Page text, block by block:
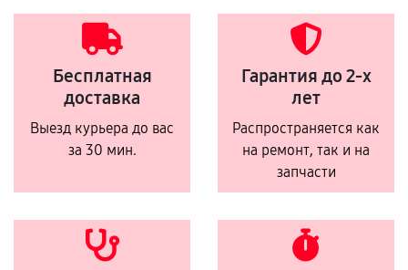
Бесплатная
доставка
Выезд курьера до вас
за 30 мин.
Гарантия до 2-х
лет
Распространяется как
на ремонт, так и на
запчасти